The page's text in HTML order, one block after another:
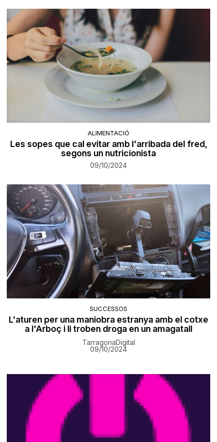
ALIMENTACIÓ
Les sopes que cal evitar amb l'arribada del fred,
segons un nutricionista
09/10/2024
SUCCESSOS
L'aturen per una maniobra estranya amb el cotxe
a l'Arboç i li troben droga en un amagatall
TarragonaDigital
09/10/2024